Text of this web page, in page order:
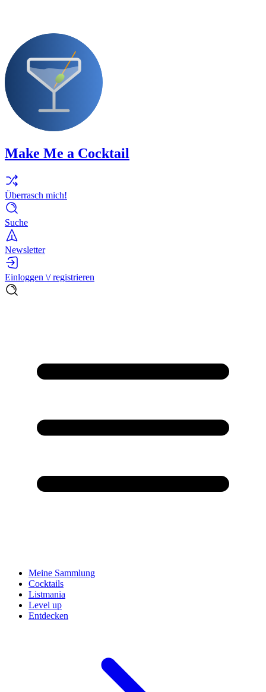
Make Me a Cocktail
Überrasch mich!
Suche
Newsletter
Einloggen \/ registrieren
Meine Sammlung
Cocktails
Listmania
Level up
Entdecken